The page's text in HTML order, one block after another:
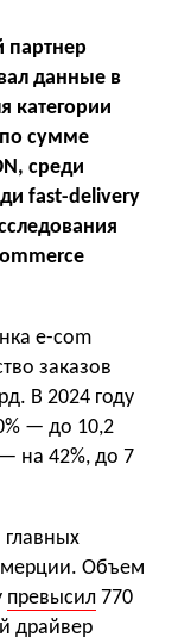
партнер
данные в
категории
по сумме
среди
fast-delivery
e-com
заказов
В 2024 году
— до 10,2
на 42%, до 7
главных
Объем
превысил 770
драйвер